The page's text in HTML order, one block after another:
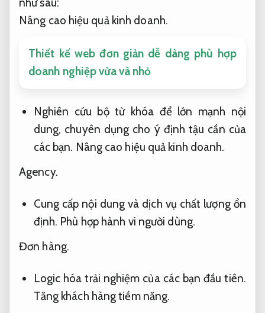
Nâng cao hiệu quả kinh doanh.
Thiết kế web đơn giản dễ dàng phù hợp
doanh nghiệp vừa và nhỏ
Nghiên cứu bộ từ khóa để lớn mạnh nội
dung, chuyên dụng cho ý định tậu cần của
các bạn. Nâng cao hiệu quả kinh doanh.
Agency.
Cung cấp nội dung và dịch vụ chất lượng ổn
định. Phù hợp hành vi người dùng.
Đơn hàng.
Logic hóa trải nghiệm của các bạn đầu tiên.
Tăng khách hàng tiềm năng.